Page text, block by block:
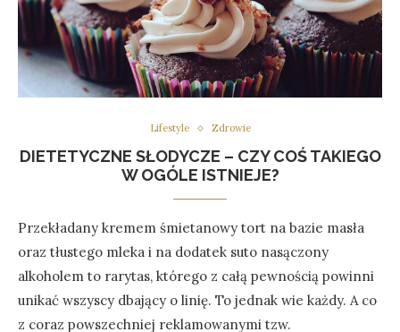
Lifestyle Zdrowie
DIETETYCZNE SŁODYCZE – CZY COŚ TAKIEGO
W OGÓLE ISTNIEJE?
Przekładany kremem śmietanowy tort na bazie masła
oraz tłustego mleka i na dodatek suto nasączony
alkoholem to rarytas, którego z całą pewnością powinni
unikać wszyscy dbający o linię. To jednak wie każdy. A co
z coraz powszechniej reklamowanymi tzw.